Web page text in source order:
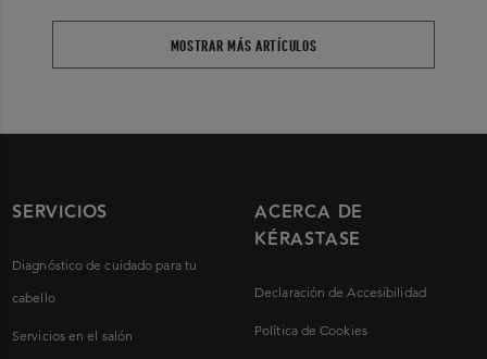
MOSTRAR MÁS ARTÍCULOS
SERVICIOS
Diagnóstico de cuidado para tu
cabello
Servicios en el salón
ACERCA DE
KÉRASTASE
Declaración de Accesibilidad
Política de Cookies